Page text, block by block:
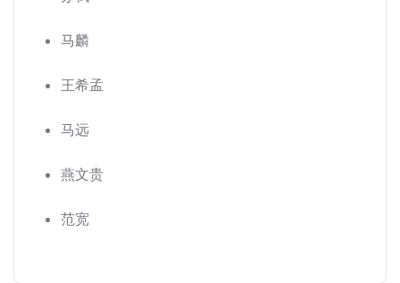
马麟
王希孟
马远
燕文贵
范宽